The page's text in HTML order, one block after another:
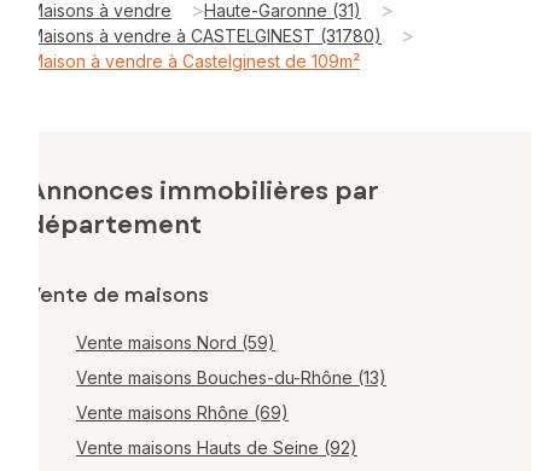
Maisons à vendre >Haute-Garonne (31) >
Maisons à vendre à CASTELGINEST (31780) >
Maison à vendre à Castelginest de 109m²
Annonces immobilières par
département
Vente de maisons
Vente maisons Nord (59)
Vente maisons Bouches-du-Rhône (13)
Vente maisons Rhône (69)
Vente maisons Hauts de Seine (92)